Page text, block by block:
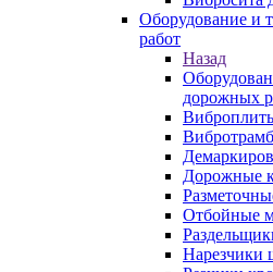
Оборудование и
работ
Назад
дорожных
Дорожные
Отбойные
Нарезчики